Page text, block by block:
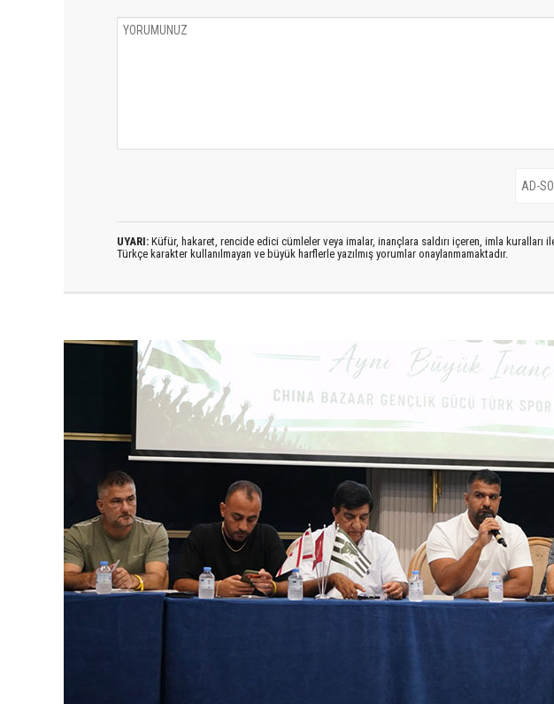
UYARI: Küfür, hakaret, rencide edici cümleler veya imalar, inançlara saldırı içeren, imla kuralları ile
Türkçe karakter kullanılmayan ve büyük harflerle yazılmış yorumlar onaylanmamaktadır.